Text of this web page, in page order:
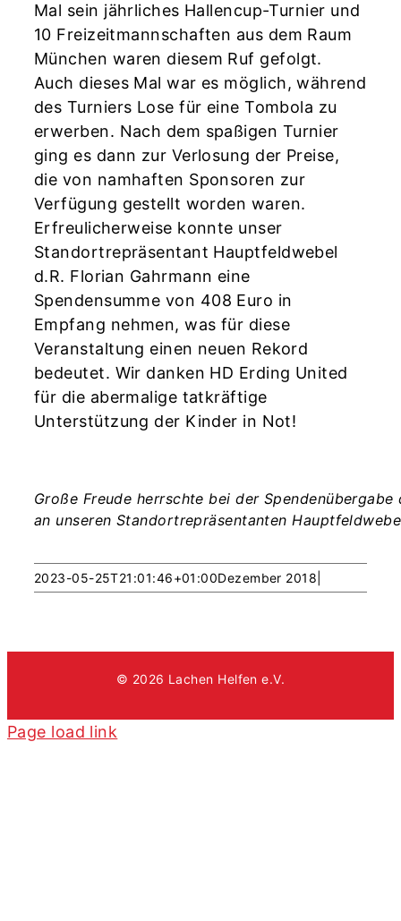
Mal sein jährliches Hallencup-Turnier und
10 Freizeitmannschaften aus dem Raum
München waren diesem Ruf gefolgt.
Auch dieses Mal war es möglich, während
des Turniers Lose für eine Tombola zu
erwerben. Nach dem spaßigen Turnier
ging es dann zur Verlosung der Preise,
die von namhaften Sponsoren zur
Verfügung gestellt worden waren.
Erfreulicherweise konnte unser
Standortrepräsentant Hauptfeldwebel
d.R. Florian Gahrmann eine
Spendensumme von 408 Euro in
Empfang nehmen, was für diese
Veranstaltung einen neuen Rekord
bedeutet. Wir danken HD Erding United
für die abermalige tatkräftige
Unterstützung der Kinder in Not!
Große Freude herrschte bei der
an unseren Standortrepräsentanten
2023-05-25T21:01:46+01:00Dezember 2018
© 2026 Lachen Helfen e.V.
Page load link